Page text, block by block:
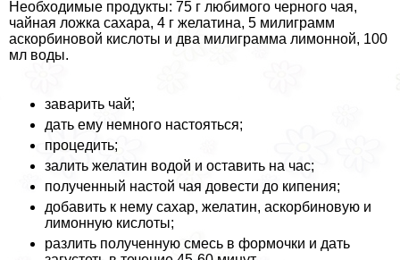
Необходимые продукты: 75 г любимого черного чая,
чайная ложка сахара, 4 г желатина, 5 милиграмм
аскорбиновой кислоты и два милиграмма лимонной, 100
мл воды.
заварить чай;
дать ему немного настояться;
процедить;
залить желатин водой и оставить на час;
полученный настой чая довести до кипения;
добавить к нему сахар, желатин, аскорбиновую и
лимонную кислоты;
разлить полученную смесь в формочки и дать